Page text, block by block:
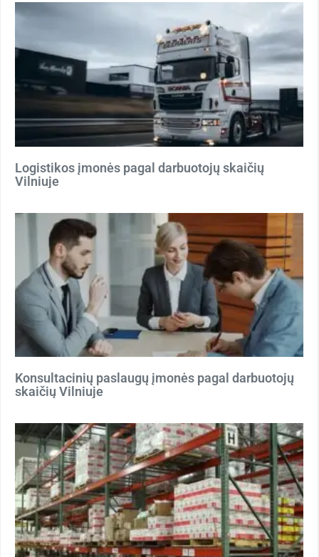
Logistikos įmonės pagal darbuotojų skaičių
Vilniuje
Konsultacinių paslaugų įmonės pagal darbuotojų
skaičių Vilniuje